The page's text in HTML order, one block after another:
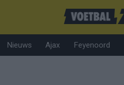
Nieuws Ajax Feyenoord